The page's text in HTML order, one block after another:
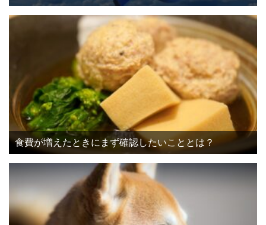
食費が増えたときにまず確認したいこととは？